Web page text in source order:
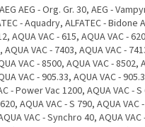
AEG - Org. Gr. 30, AEG -
- Aquadry, ALFATEC - Bidone
AQUA VAC - 615, AQUA VAC -
AQUA VAC - 7403, AQUA VAC -
VAC - 8500, AQUA VAC - 8502,
VAC - 905.33, AQUA VAC -
- Power Vac 1200, AQUA VAC -
AQUA VAC - S 790, AQUA
VAC - Synchro 40, AQUA